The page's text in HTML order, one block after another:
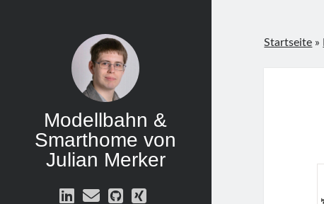
Modellbahn &
Smarthome von
Julian Merker
linkedin
emailgithub
xing
Startseite »